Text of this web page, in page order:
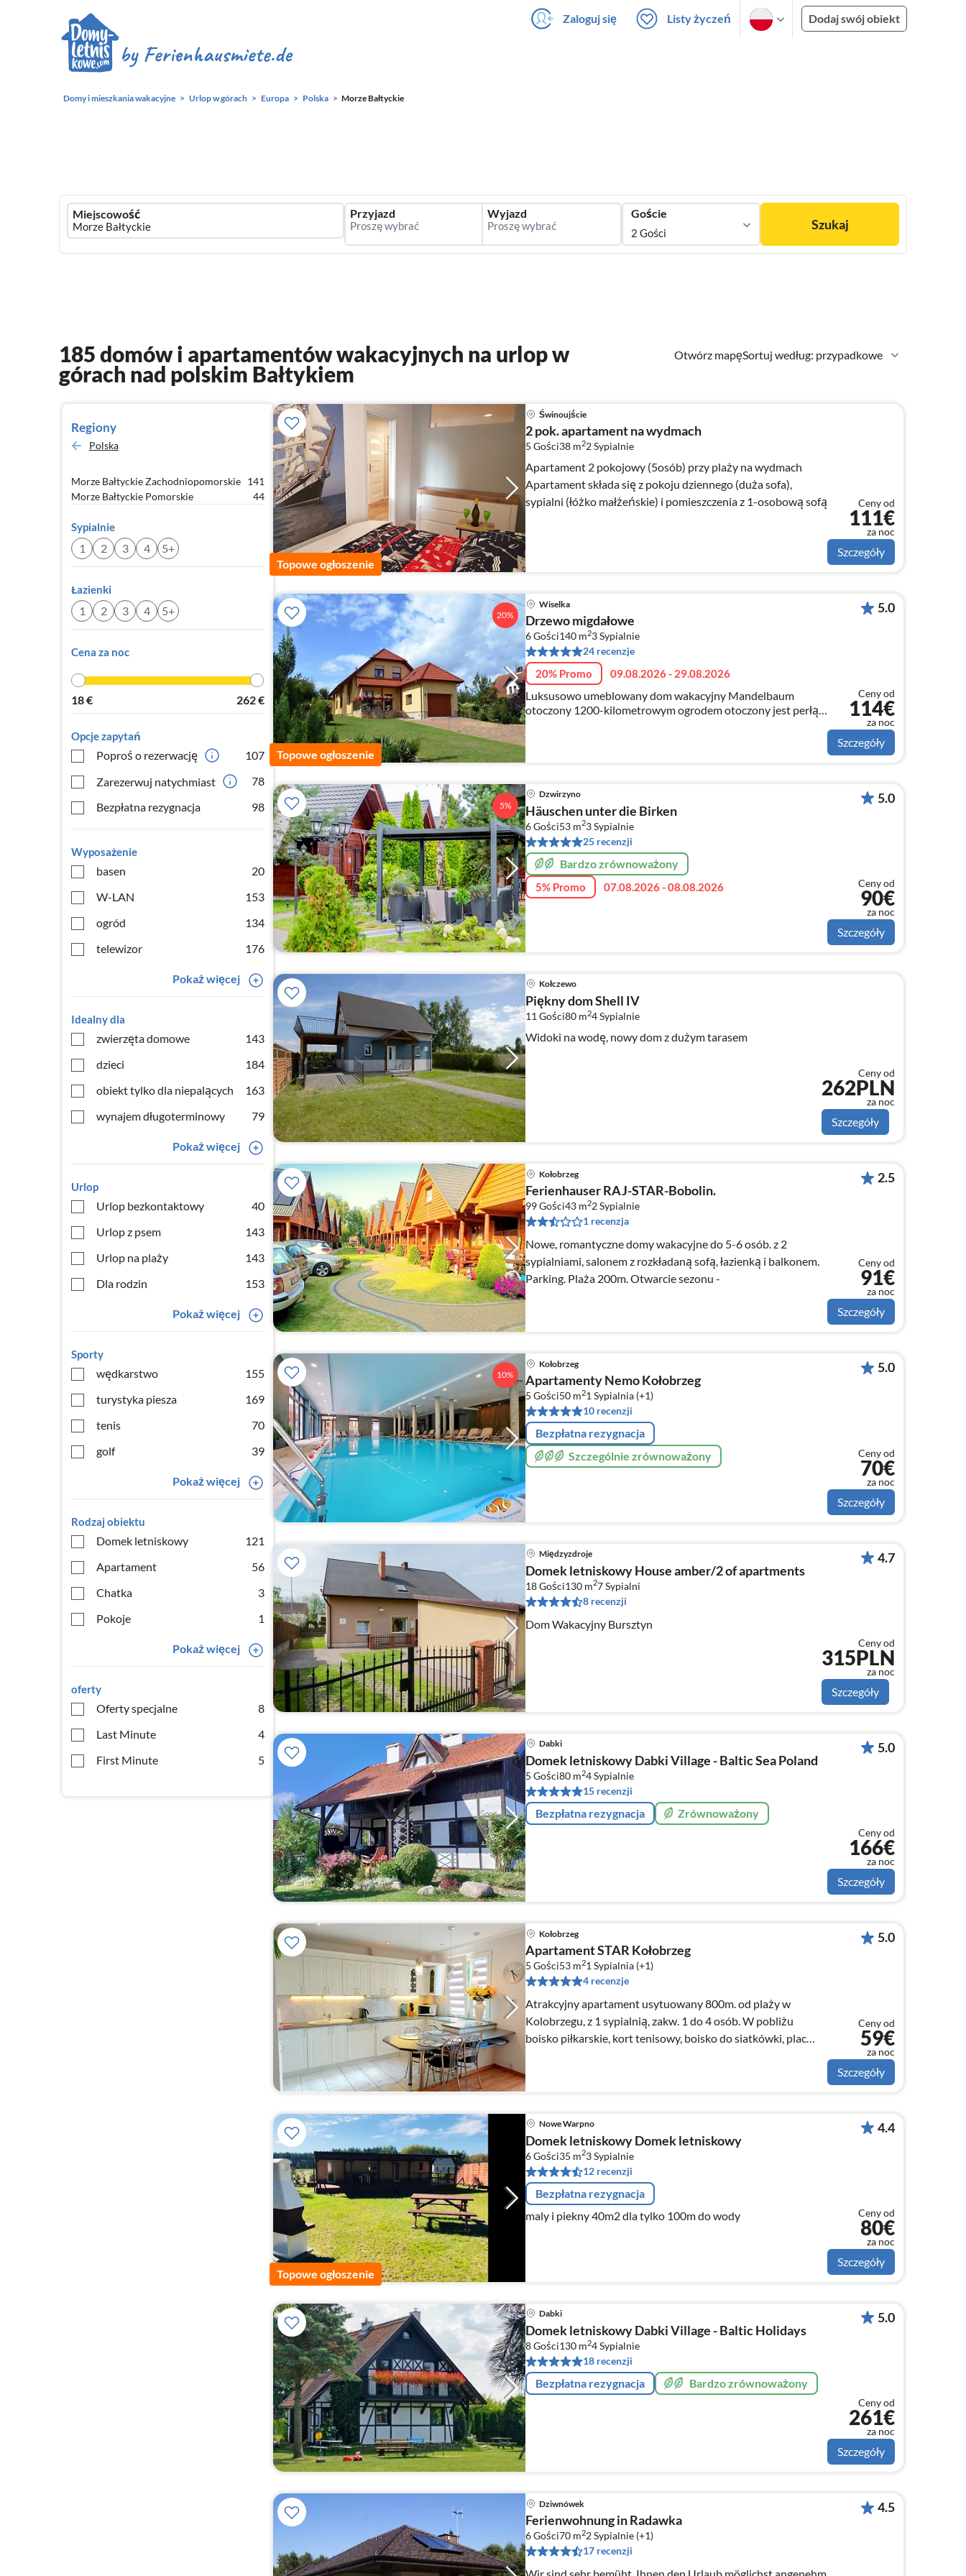
Zaloguj się Listy życzeń Dodaj swój obiekt
Domy i mieszkania wakacyjne Urlop w górach Europa Polska Morze Bałtyckie
Ferienhausmiete
logo
Miejscowość Przyjazd Wyjazd Goście
2 Gości
Szukaj
Otwórz mapęSortuj według: przypadkowe
185 domów i apartamentów wakacyjnych na urlop w
górach nad polskim Bałtykiem
Regiony
Polska
Morze Bałtyckie Zachodniopomorskie 141
Morze Bałtyckie Pomorskie
44
Sypialnie
1 2 3 4 5+
Łazienki
1 2 3 4 5+
Cena za noc
18€ 262€
Opcje zapytań
Poproś o rezerwację
107
Zarezerwuj natychmiast
78
Bezpłatna rezygnacja
98
Wyposażenie
basen
20
W-LAN
153
ogród
134
telewizor
176
Pokaż więcej
Idealny dla
zwierzęta domowe
143
dzieci
184
obiekt tylko dla niepalących
163
wynajem długoterminowy
79
Pokaż więcej
Urlop
Urlop bezkontaktowy
40
Urlop z psem
143
Urlop na plaży
143
Dla rodzin
153
Pokaż więcej
Sporty
wędkarstwo
155
turystyka piesza
169
tenis
70
golf
39
Pokaż więcej
Rodzaj obiektu
Domek letniskowy
121
Apartament
56
Chatka
3
Pokoje
1
Pokaż więcej
oferty
Oferty specjalne
8
Last Minute
4
First Minute
5
Topowe ogłoszenie
Świnoujście
2 pok. apartament na wydmach
5 Gości38 m22Sypialnie
Apartament 2 pokojowy (5osób) przy plaży na wydmach
Apartament składa się z pokoju dziennego (duża sofa),
sypialni (łóżko małżeńskie) i pomieszczenia z 1-osobową sofą
Ceny od
111€
za noc
Szczegóły
Topowe ogłoszenie
20%
Wiselka
Drzewo migdałowe
6 Gości140 m23Sypialnie
24 recenzje
20% Promo 09.08.2026 - 29.08.2026
Luksusowo umeblowany dom wakacyjny Mandelbaum
otoczony 1200-kilometrowym ogrodem otoczony jest perłą
Bałtyku, otoczony jeziorami, lasami i morzem.
5.0
Ceny od
114€
za noc
Szczegóły
5%
Dzwirzyno
Häuschen unter die Birken
6 Gości53 m23Sypialnie
25 recenzji
Bardzo zrównoważony
5% Promo 07.08.2026 - 08.08.2026
5.0
Ceny od
90€
za noc
Szczegóły
Kołczewo
Piękny dom Shell IV
11 Gości80 m24Sypialnie
Widoki na wodę, nowy dom z dużym tarasem
Ceny od
262PLN
za noc
Szczegóły
Kołobrzeg
Ferienhauser RAJ-STAR-Bobolin.
99 Gości43 m22Sypialnie
1 recenzja
Nowe, romantyczne domy wakacyjne do 5-6 osób. z 2
sypialniami, salonem z rozkładaną sofą, łazienką i balkonem.
Parking. Plaża 200m. Otwarcie sezonu -
2.5
Ceny od
91€
za noc
Szczegóły
10%
Kołobrzeg
Apartamenty Nemo Kołobrzeg
5 Gości50 m21Sypialnia (+1)
10 recenzji
Bezpłatna rezygnacja
Szczególnie zrównoważony
5.0
Ceny od
70€
za noc
Szczegóły
Międzyzdroje
Domek letniskowy House amber/2 of apartments
18 Gości130 m27Sypialni
8 recenzji
Dom Wakacyjny Bursztyn
4.7
Ceny od
315PLN
za noc
Szczegóły
Dabki
Domek letniskowy Dabki Village - Baltic Sea Poland
5 Gości80 m24Sypialnie
15 recenzji
Bezpłatna rezygnacja Zrównoważony
5.0
Ceny od
166€
za noc
Szczegóły
Kołobrzeg
Apartament STAR Kołobrzeg
5 Gości53 m21 Sypialnia (+1)
4 recenzje
Atrakcyjny apartament usytuowany 800m. od plaży w
Kolobrzegu, z 1 sypialnią, zakw. 1 do 4 osób. W pobliżu
boisko piłkarskie, kort tenisowy, boisko do siatkówki, plac
5.0
Ceny od
59€
za noc
Szczegóły
Topowe ogłoszenie
Nowe Warpno
Domek letniskowy Domek letniskowy
6 Gości35 m23Sypialnie
12 recenzji
Bezpłatna rezygnacja
maly i piekny 40m2 dla tylko 100m do wody
4.4
Ceny od
80€
za noc
Szczegóły
Dabki
Domek letniskowy Dabki Village - Baltic Holidays
8 Gości130 m24Sypialnie
18 recenzji
Bezpłatna rezygnacja Bardzo zrównoważony
5.0
Ceny od
261€
za noc
Szczegóły
Dziwnówek
Ferienwohnung in Radawka
6 Gości70 m22Sypialnie (+1)
17 recenzji
4.5